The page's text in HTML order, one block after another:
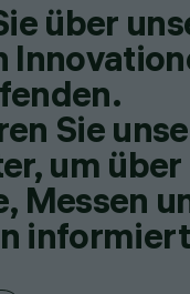
über
Sie
um über
Messen